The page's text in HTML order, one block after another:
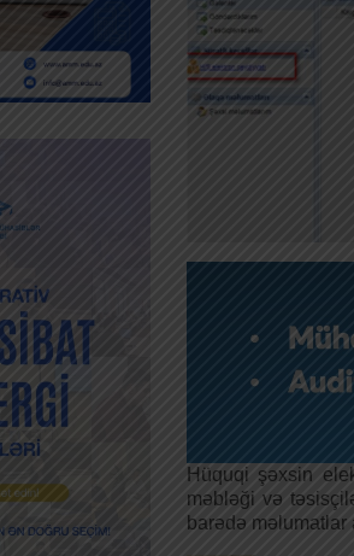
Hüquqi şəxsin
məbləği və
barədə məlumatlar